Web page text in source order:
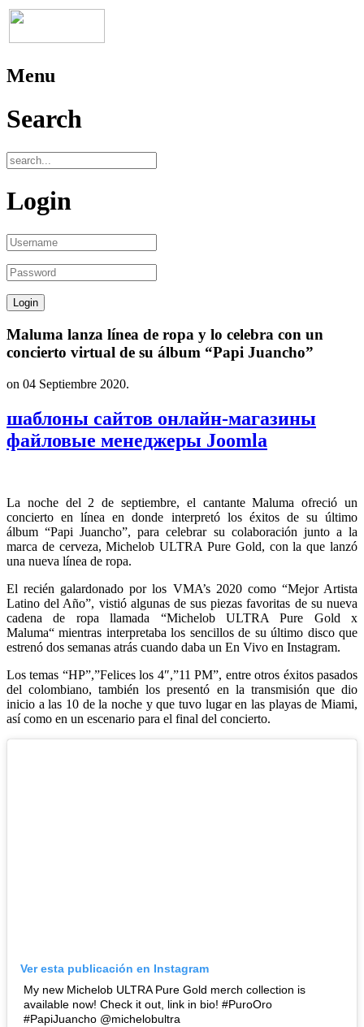
Menu
Search
Login
Maluma lanza línea de ropa y lo celebra con un
concierto virtual de su álbum “Papi Juancho”
on 04 Septiembre 2020.
шаблоны сайтов онлайн-магазины
файловые менеджеры Joomla
La noche del 2 de septiembre, el cantante Maluma ofreció un
concierto en línea en donde interpretó los éxitos de su último
álbum “Papi Juancho”, para celebrar su colaboración junto a la
marca de cerveza, Michelob ULTRA Pure Gold, con la que lanzó
una nueva línea de ropa.
El recién galardonado por los VMA’s 2020 como “Mejor Artista
Latino del Año”, vistió algunas de sus piezas favoritas de su nueva
cadena de ropa llamada “Michelob ULTRA Pure Gold x
Maluma“ mientras interpretaba los sencillos de su último disco que
estrenó dos semanas atrás cuando daba un En Vivo en Instagram.
Los temas “HP”,”Felices los 4″,”11 PM”, entre otros éxitos pasados
del colombiano, también los presentó en la transmisión que dio
inicio a las 10 de la noche y que tuvo lugar en las playas de Miami,
así como en un escenario para el final del concierto.
Ver esta publicación en Instagram
My new Michelob ULTRA Pure Gold merch collection is
available now! Check it out, link in bio! #PuroOro
#PapiJuancho @michelobultra